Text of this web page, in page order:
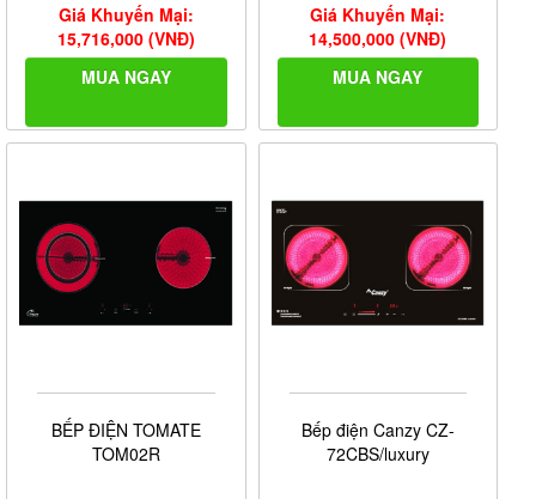
Giá Khuyến Mại:
15,716,000 (VNĐ)
MUA NGAY
Giá Khuyến Mại:
14,500,000 (VNĐ)
MUA NGAY
BẾP ĐIỆN TOMATE
TOM02R
Bếp điện Canzy CZ-
72CBS/luxury